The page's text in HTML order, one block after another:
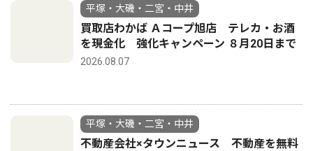
平塚・大磯・二宮・中井
買取店わかば Ａコープ旭店 テレカ・お酒
を現金化 強化キャンペーン ８月20日まで
2026.08.07
平塚・大磯・二宮・中井
不動産会社×タウンニュース 不動産を無料